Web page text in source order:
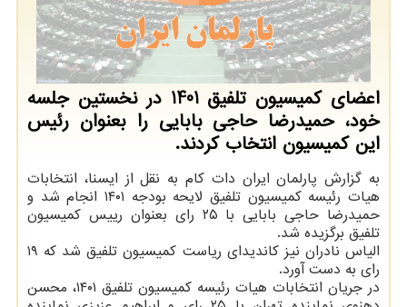
اعضای کمیسیون تلفیق 1401 در نخستین جلسه
خود، حمیدرضا حاجی بابایی را بعنوان رئیس
این کمیسیون انتخاب کردند.
به گزارش پارلمان ایران دات کام به نقل از ایسنا، انتخابات
هیات رئیسه کمیسیون تلفیق لایحه بودجه ۱۴۰۱ انجام شد و
حمیدرضا حاجی بابایی با ۲۵ رای بعنوان رییس کمیسیون
تلفیق برگزیده شد.
الیاس نادران نیز کاندیدای ریاست کمیسیون تلفیق شد که ۱۹
رای به دست آورد.
در جریان انتخابات هیات رئیسه کمیسیون تلفیق ۱۴۰۱، محسن